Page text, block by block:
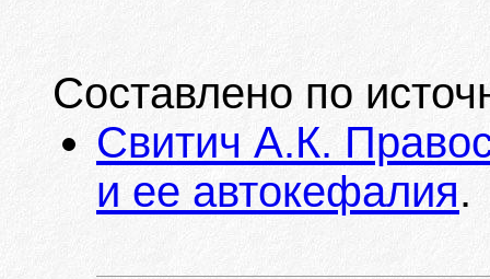
Составлено по
Свитич А.К.
и ее автокефалия.